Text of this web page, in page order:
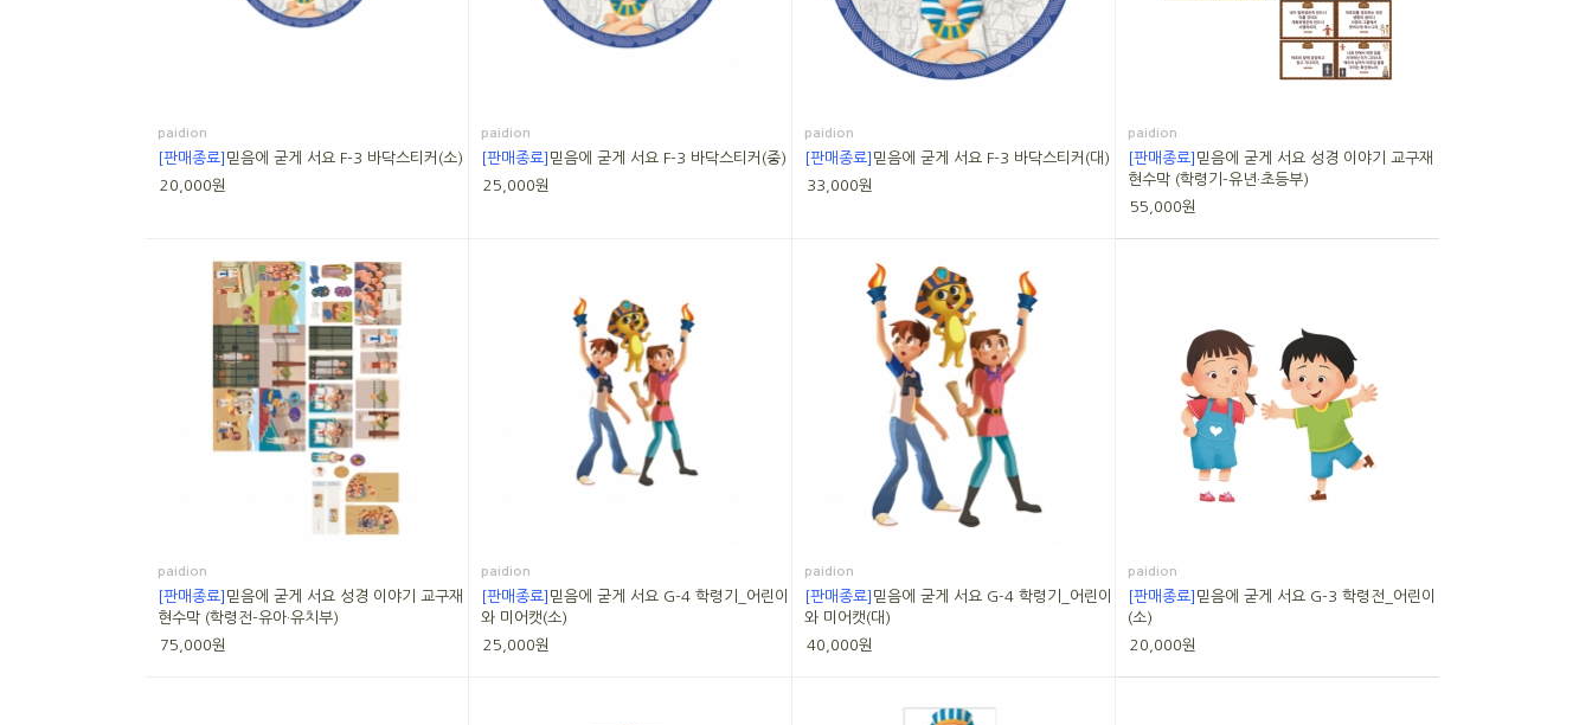
paidion
[판매종료] 믿음에 굳게 서요 F-3 바닥스티커(소)
20,000원
paidion
[판매종료] 믿음에 굳게 서요 F-3 바닥스티커(중)
25,000원
paidion
[판매종료] 믿음에 굳게 서요 F-3 바닥스티커(대)
33,000원
paidion
[판매종료] 믿음에 굳게 서요 성경 이야기 교구재
현수막 (학령기-유년·초등부)
55,000원
paidion
[판매종료] 믿음에 굳게 서요 성경 이야기 교구재
현수막 (학령전-유아·유치부)
75,000원
paidion
[판매종료] 믿음에 굳게 서요 G-4 학령기_어린이
와 미어캣(소)
25,000원
paidion
[판매종료] 믿음에 굳게 서요 G-4 학령기_어린이
와 미어캣(대)
40,000원
paidion
[판매종료] 믿음에 굳게 서요 G-3 학령전_어린이
(소)
20,000원